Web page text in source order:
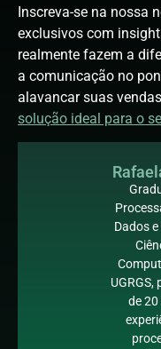
Inscreva-se na nossa
exclusivos com
realmente fazem a
a comunicação no
alavancar suas
solução ideal para o
Dados
UGRGS,
de